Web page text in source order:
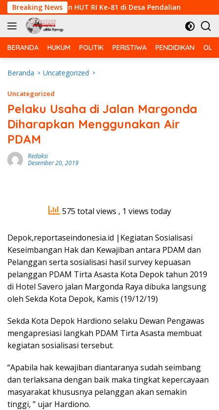
Langsung
ke
konten
Breaking NewsHUT RI Ke-81 di Desa Pendalian
BERANDA HUKUM POLITIK PERISTIWA PENDIDIKAN
Beranda Uncategorized
Uncategorized
Pelaku Usaha di Jalan Margonda
Diharapkan Menggunakan Air
PDAM
Redaksi
Desember 20, 2019
575 total views , 1 views today
Depok,reportaseindonesia.id |Kegiatan Sosialisasi
Keseimbangan Hak dan Kewajiban antara PDAM dan
Pelanggan serta sosialisasi hasil survey kepuasan
pelanggan PDAM Tirta Asasta Kota Depok tahun 2019
di Hotel Savero jalan Margonda Raya dibuka langsung
oleh Sekda Kota Depok, Kamis (19/12/19)
Sekda Kota Depok Hardiono selaku Dewan Pengawas
mengapresiasi langkah PDAM Tirta Asasta membuat
kegiatan sosialisasi tersebut.
“Apabila hak kewajiban diantaranya sudah seimbang
dan terlaksana dengan baik maka tingkat kepercayaan
masyarakat khususnya pelanggan akan semakin
tinggi, ” ujar Hardiono.